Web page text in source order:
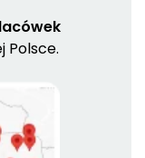
Polsce.